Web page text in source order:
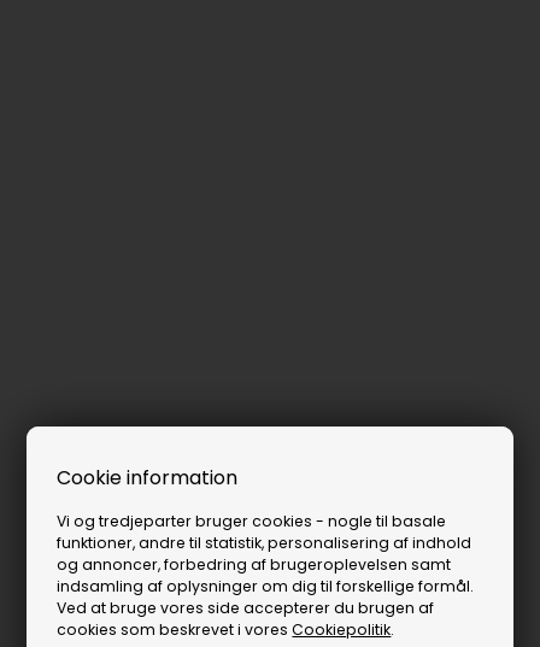
Cookie information
Vi og tredjeparter bruger cookies - nogle til basale
funktioner, andre til statistik, personalisering af indhold
og annoncer, forbedring af brugeroplevelsen samt
indsamling af oplysninger om dig til forskellige formål.
Ved at bruge vores side accepterer du brugen af
cookies som beskrevet i voresCookiepolitik.